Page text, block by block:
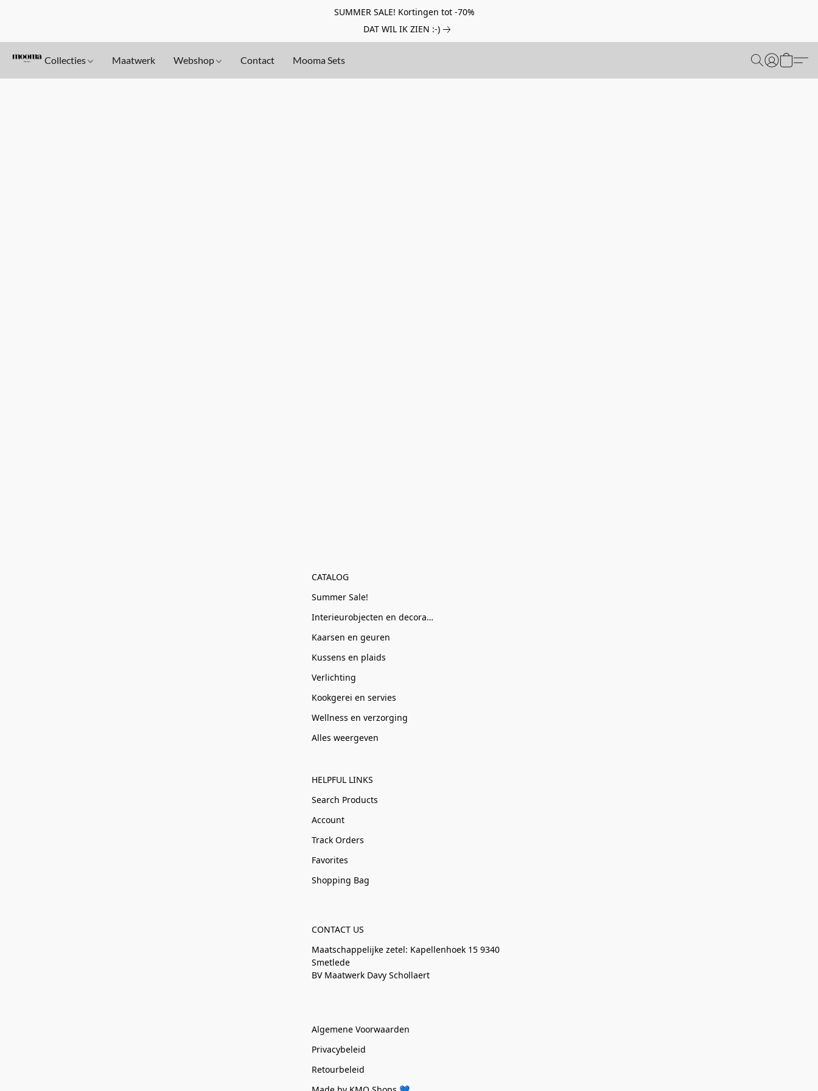
SUMMER SALE! Kortingen tot -70%
DAT WIL IK ZIEN :-)
Collecties Maatwerk Webshop Contact Mooma Sets
CATALOG
Summer Sale!
Interieurobjecten en decoratie
Kaarsen en geuren
Kussens en plaids
Verlichting
Kookgerei en servies
Wellness en verzorging
Alles weergeven
HELPFUL LINKS
Search Products
Account
Track Orders
Favorites
Shopping Bag
CONTACT US
Maatschappelijke zetel: Kapellenhoek 15 9340
Smetlede
BV Maatwerk Davy Schollaert
Algemene Voorwaarden
Privacybeleid
Retourbeleid